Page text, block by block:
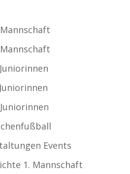
Events
1. Mannschaft